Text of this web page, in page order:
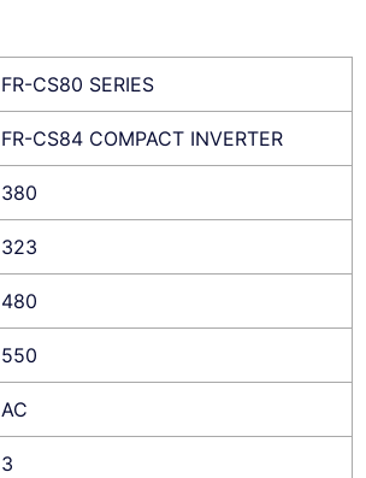
FR-CS80 SERIES
FR-CS84 COMPACT INVERTER
380
323
480
550
AC
3